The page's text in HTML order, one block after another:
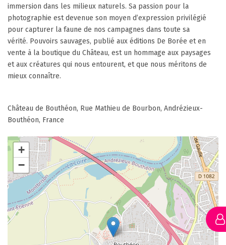
immersion dans les milieux naturels. Sa passion pour la
photographie est devenue son moyen d’expression privilégié
pour capturer la faune de nos campagnes dans toute sa
vérité. Pouvoirs sauvages, publié aux éditions De Borée et en
vente à la boutique du Château, est un hommage aux paysages
et aux créatures qui nous entourent, et que nous méritons de
mieux connaître.
Château de Bouthéon, Rue Mathieu de Bourbon, Andrézieux-
Bouthéon, France
+
−